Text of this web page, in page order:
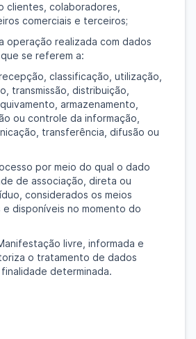
clientes, colaboradores,
comerciais e terceiros;
operação realizada com dados
se referem a:
classificação, utilização,
transmissão, distribuição,
armazenamento,
ou controle da informação,
transferência, difusão ou
por meio do qual o dado
de associação, direta ou
considerados os meios
disponíveis no momento do
livre, informada e
o tratamento de dados
determinada.